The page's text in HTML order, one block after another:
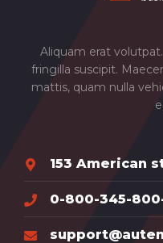
Aliquam erat
fringilla suscipit.
mattis, quam nulla
153 American
0-800-345-